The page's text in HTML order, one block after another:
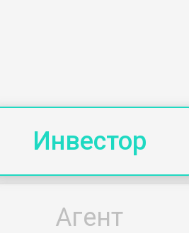
Инвестор
Агент